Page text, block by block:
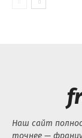
Наш сайт
точнее —